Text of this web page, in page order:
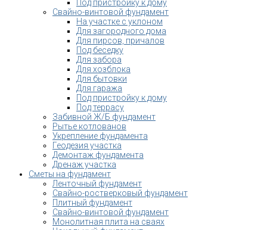
Под пристройку к дому
Свайно-винтовой фундамент
На участке с уклоном
Для загородного дома
Для пирсов, причалов
Под беседку
Для забора
Для хозблока
Для бытовки
Для гаража
Под пристройку к дому
Под террасу
Забивной Ж/Б фундамент
Рытье котлованов
Укрепление фундамента
Геодезия участка
Демонтаж фундамента
Дренаж участка
Сметы на фундамент
Ленточный фундамент
Свайно-ростверковый фундамент
Плитный фундамент
Свайно-винтовой фундамент
Монолитная плита на сваях